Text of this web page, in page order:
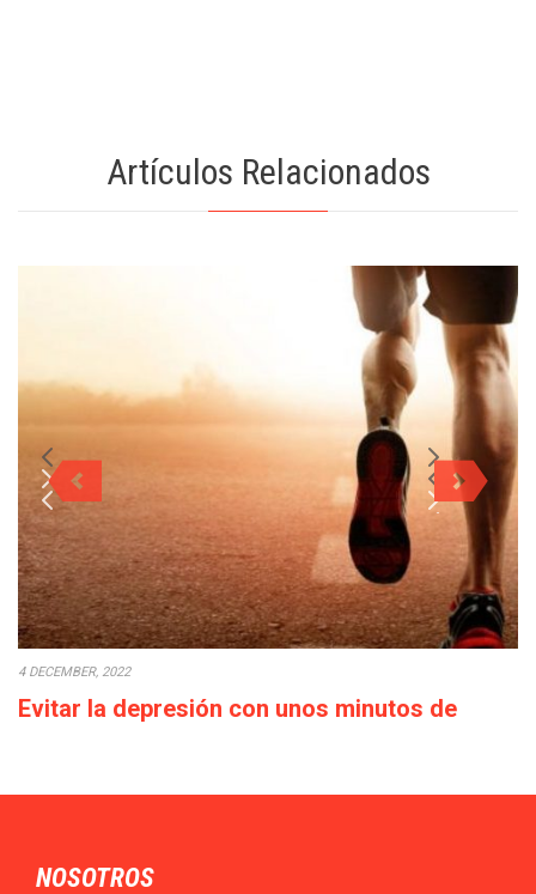
Artículos Relacionados
4 DECEMBER, 2022
Evitar la depresión con unos minutos de
NOSOTROS